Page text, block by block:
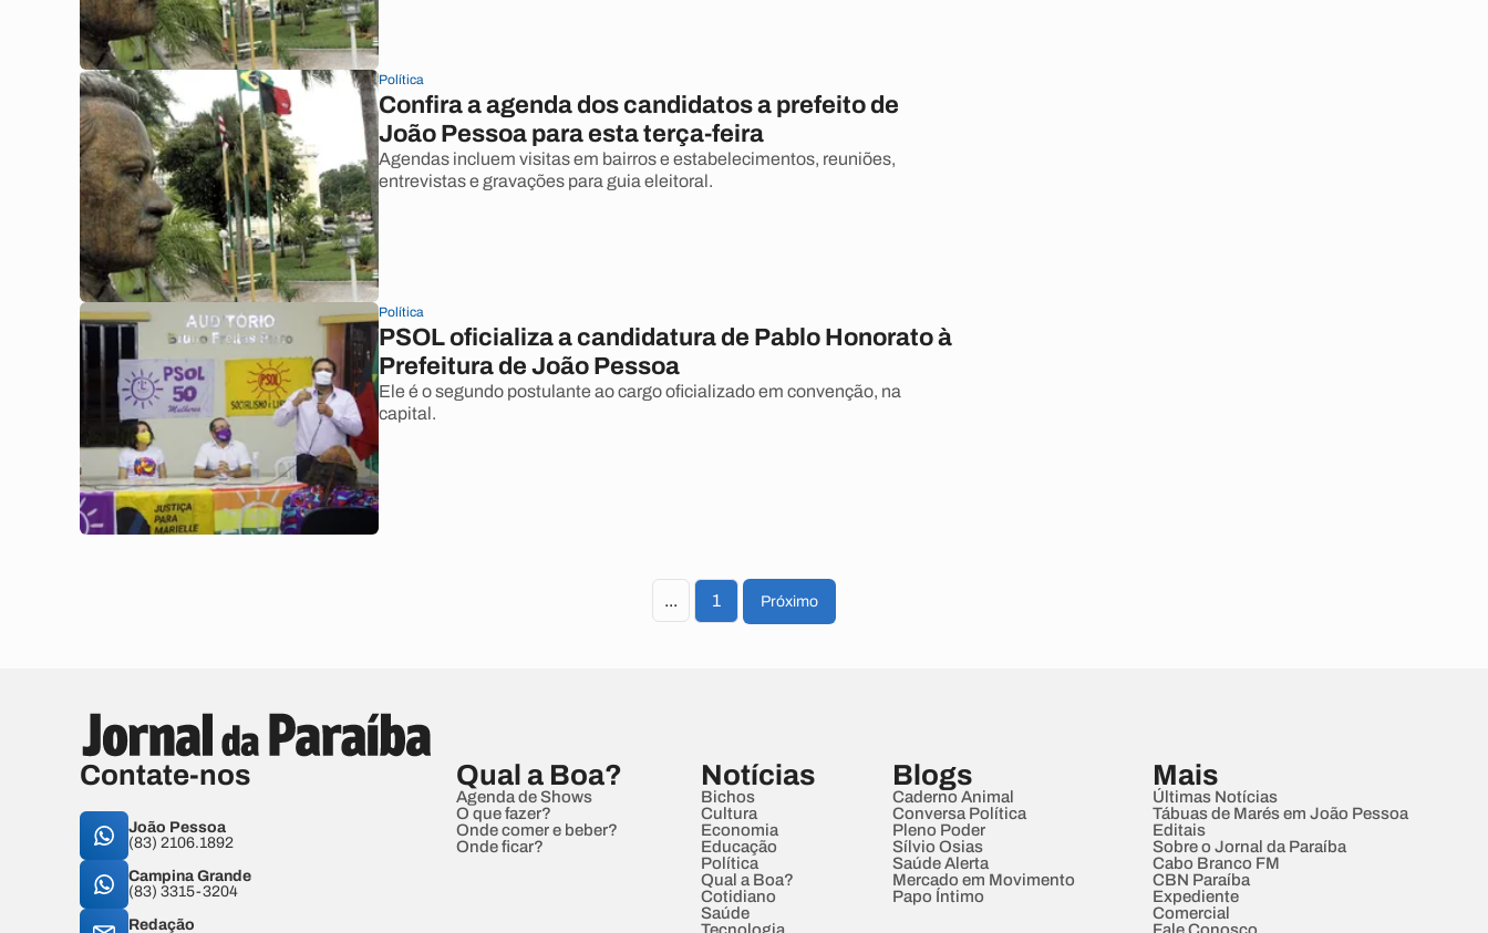
Política
Confira a agenda dos candidatos a prefeito de
João Pessoa para esta terça-feira
Agendas incluem visitas em bairros e estabelecimentos, reuniões,
entrevistas e gravações para guia eleitoral.
Política
PSOL oficializa a candidatura de Pablo Honorato à
Prefeitura de João Pessoa
Ele é o segundo postulante ao cargo oficializado em convenção, na
capital.
... 1 Próximo
Contate-nos
João Pessoa
(83) 2106.1892
Campina Grande
(83) 3315-3204
Redação
Qual a Boa?
Agenda de Shows
O que fazer?
Onde comer e beber?
Onde ficar?
Notícias
Bichos
Cultura
Economia
Educação
Política
Qual a Boa?
Cotidiano
Saúde
Blogs
Caderno Animal
Conversa Política
Pleno Poder
Sílvio Osias
Saúde Alerta
Mercado em Movimento
Papo Íntimo
Mais
Últimas Notícias
Tábuas de Marés em João Pessoa
Editais
Sobre o Jornal da Paraíba
Cabo Branco FM
CBN Paraíba
Expediente
Comercial